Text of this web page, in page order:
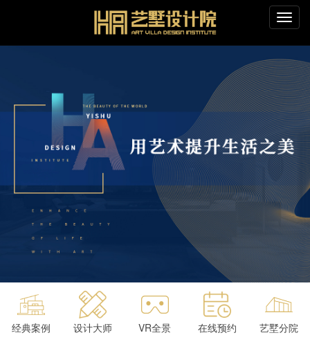
经典案例 设计大师 VR全景 在线预约 艺墅分院